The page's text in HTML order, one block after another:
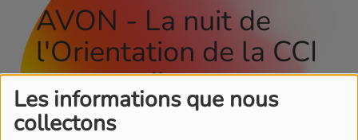
Les informations que nous
collectons
AVON - La nuit de
l'Orientation de la CCI
ce samedi